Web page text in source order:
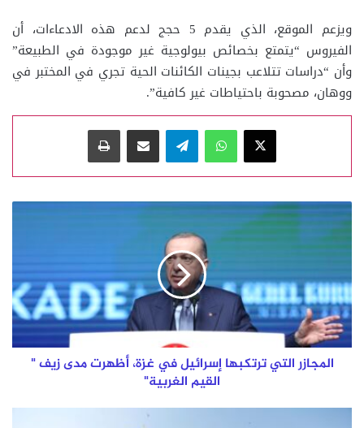
ويزعم الموقع، الذي يقدم 5 حجج لدعم هذه الادعاءات، أن
الفيروس “يتمتع بخصائص بيولوجية غير موجودة في الطبيعة”
وأن “دراسات تتلاعب بجينات الكائنات الحية تجري في المختبر في
ووهان، مصحوبة باحتياطات غير كافية”.
‫X
واتسابتيلقراممشاركة عبر البريد طباعة
المجازر
التي
ترتكبها
إسرائيل
في
غزة،
أظهرت
مدى
زيف
المجازر التي ترتكبها إسرائيل في غزة، أظهرت مدى زيف "
القيم الغربية"
دولة